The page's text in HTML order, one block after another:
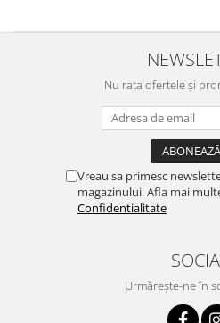
Nu rata ofertele și
Vreau sa primesc
magazinului. Afla mai
Confidentialitate
Urmărește-ne în